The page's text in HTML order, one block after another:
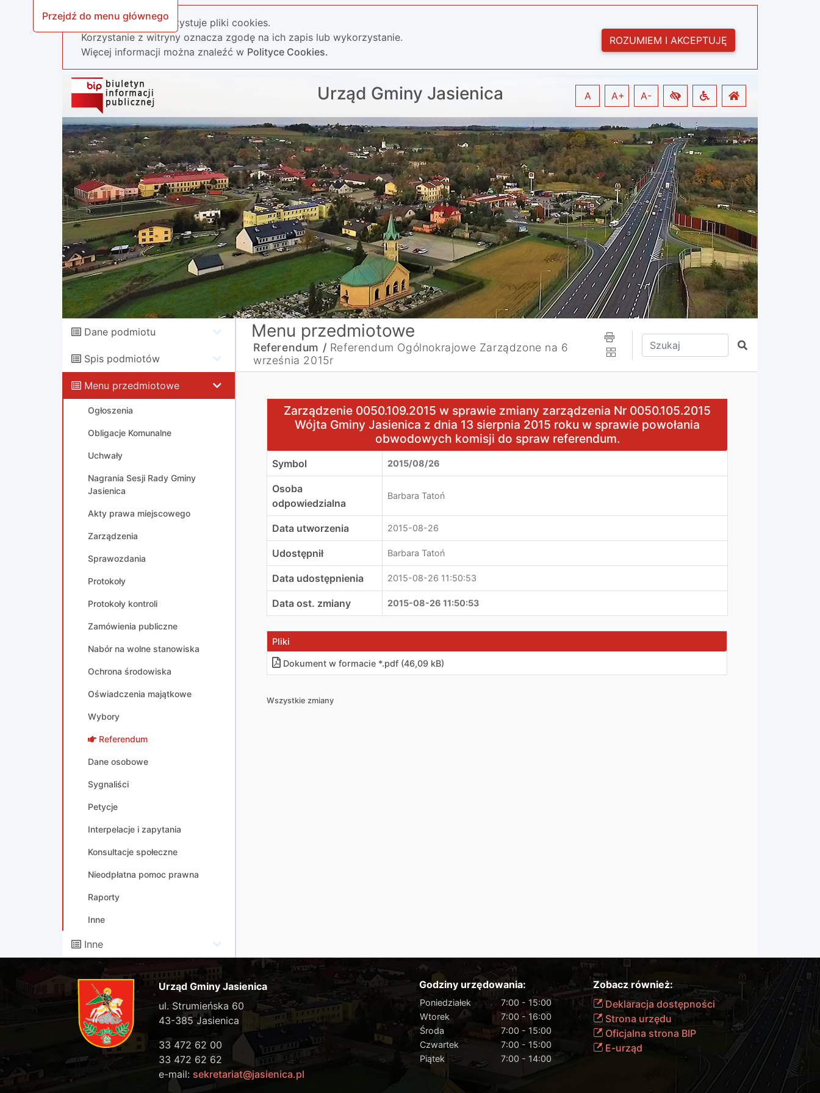
Przejdź do menu głównego
Nasza strona wykorzystuje pliki cookies.
Korzystanie z witryny oznacza zgodę na ich zapis lub wykorzystanie.
Więcej informacji można znaleźć w Polityce Cookies.
ROZUMIEM I AKCEPTUJĘ
Urząd Gminy Jasienica A A+ A-
Dane podmiotu
Spis podmiotów
Menu przedmiotowe
Ogłoszenia
Obligacje Komunalne
Uchwały
Nagrania Sesji Rady Gminy
Jasienica
Akty prawa miejscowego
Zarządzenia
Sprawozdania
Protokoły
Protokoły kontroli
Zamówienia publiczne
Nabór na wolne stanowiska
Ochrona środowiska
Oświadczenia majątkowe
Wybory
Referendum
Dane osobowe
Sygnaliści
Petycje
Interpelacje i zapytania
Konsultacje społeczne
Nieodpłatna pomoc prawna
Raporty
Inne
Inne
Menu przedmiotowe
Referendum / Referendum Ogólnokrajowe Zarządzone na 6
września 2015r
Wpisz tekst do wyszukania
Szukaj
Zarządzenie 0050.109.2015 w sprawie zmiany zarządzenia Nr 0050.105.2015 Wójta Gminy Jasienica z dnia 13
Zarządzenie 0050.109.2015 w sprawie zmiany zarządzenia Nr 0050.105.2015
Wójta Gminy Jasienica z dnia 13 sierpnia 2015 roku w sprawie powołania
obwodowych komisji do spraw referendum.
Symbol 2015/08/26
Osoba
odpowiedzialna
Barbara Tatoń
Data utworzenia 2015-08-26
Udostępnił Barbara Tatoń
Data udostępnienia 2015-08-26 11:50:53
Data ost. zmiany 2015-08-26 11:50:53
Pliki
Dokument w formacie *.pdf (46,09 kB)
Wszystkie zmiany
Urząd Gminy Jasienica
ul. Strumieńska 60
43-385 Jasienica
33 472 62 00
33 472 62 62
e-mail: sekretariat@jasienica.pl
Godziny urzędowania:
Poniedziałek
7:00 - 15:00
Wtorek
7:00 - 16:00
Środa
7:00 - 15:00
Czwartek
7:00 - 15:00
Piątek
7:00 - 14:00
Zobacz również:
Deklaracja dostępności
Strona urzędu
Oficjalna strona BIP
E-urząd